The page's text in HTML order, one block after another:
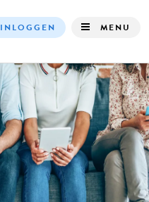
navigation
INLOGGEN MENU